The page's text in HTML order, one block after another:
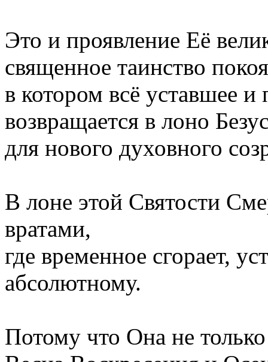
Это и проявление Её
священное таинство
в котором всё уставшее и
возвращается в лоно
для нового духовного
В лоне этой Святости
вратами,
где временное сгорает,
абсолютному.
Потому что Она не